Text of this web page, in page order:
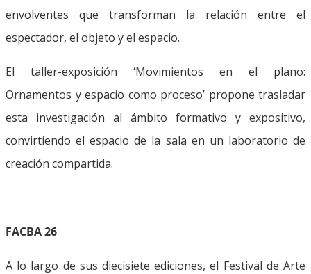
envolventes que transforman la relación entre el
espectador, el objeto y el espacio.
El taller-exposición ‘Movimientos en el plano:
Ornamentos y espacio como proceso’ propone trasladar
esta investigación al ámbito formativo y expositivo,
convirtiendo el espacio de la sala en un laboratorio de
creación compartida.
FACBA 26
A lo largo de sus diecisiete ediciones, el Festival de Arte